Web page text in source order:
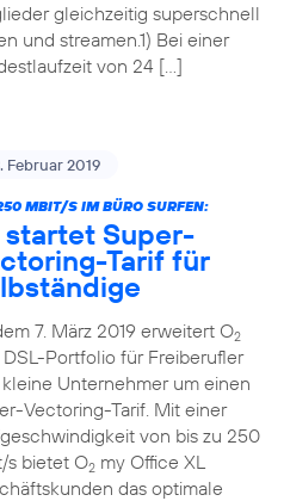
gleichzeitig superschnell
und streamen.1) Bei einer
von 24 […]
Februar 2019
MBIT/S IM BÜRO SURFEN:
startet Super-
Tarif für
7. März 2019 erweitert O2
DSL-Portfolio für Freiberufler
Unternehmer um einen
Vectoring-Tarif. Mit einer
von bis zu 250
s bietet O2my Office XL
das optimale